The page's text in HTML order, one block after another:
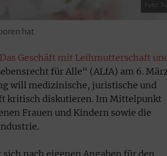
Foto:
hat
Geschäft mit Leihmutterschaft
für Alle“ (ALfA) am 6.
will medizinische, juristische und
kritisch diskutieren. Im Mittelpunkt
Frauen und Kindern sowie die
nach eigenen Angaben für den